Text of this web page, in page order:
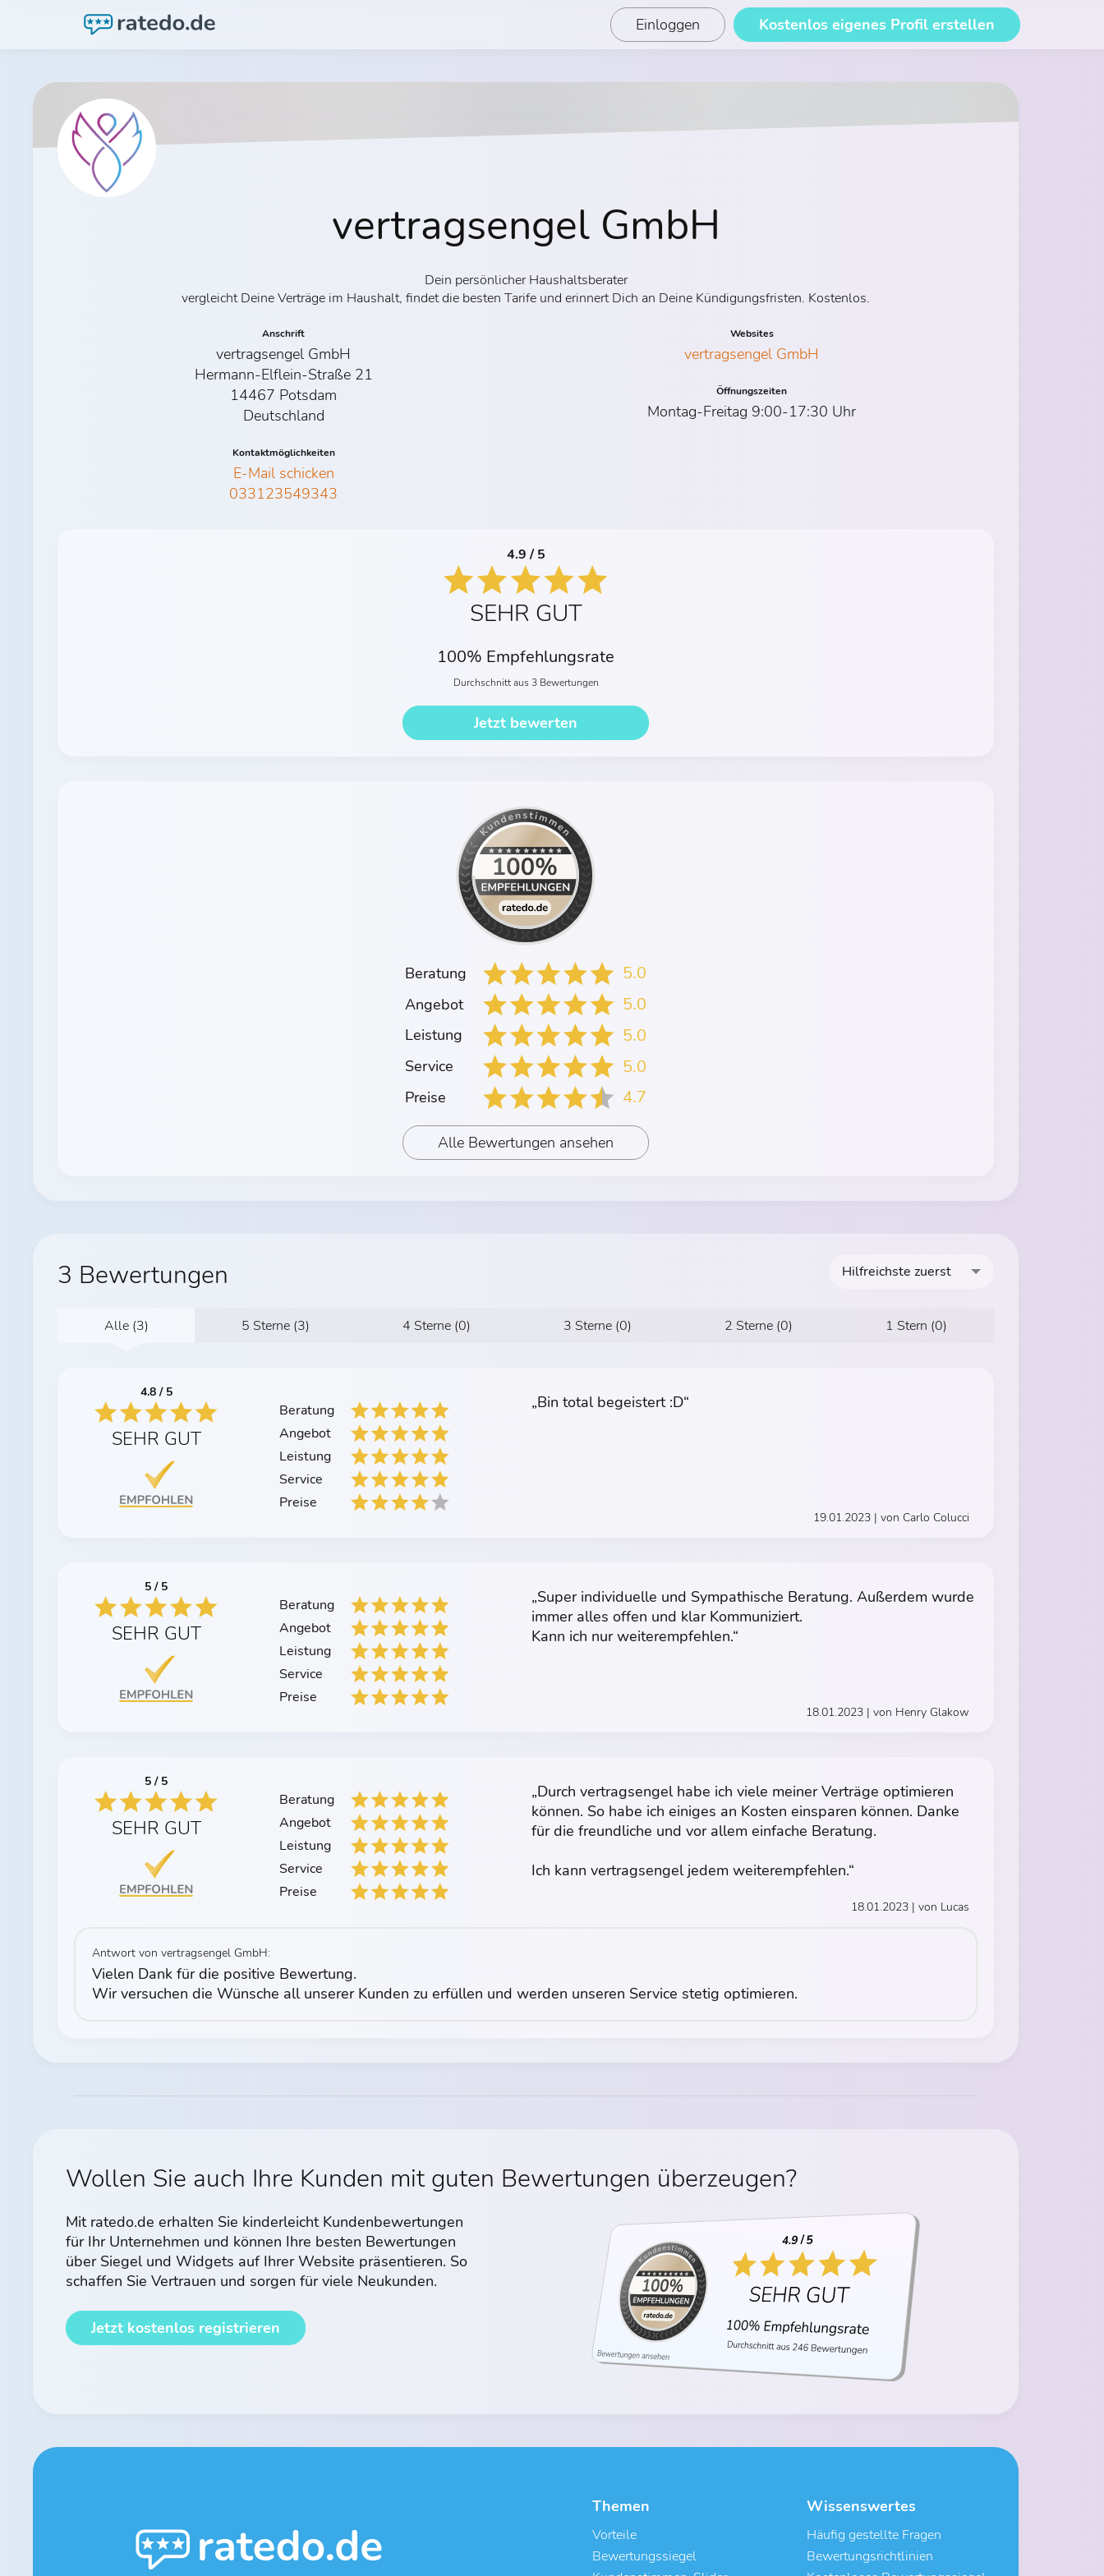
Einloggen Kostenlos eigenes Profil erstellen
vertragsengel GmbH
Dein persönlicher Haushaltsberater
vergleicht Deine Verträge im Haushalt, findet die besten Tarife und erinnert Dich an Deine Kündigungsfristen. Kostenlos.
Anschrift
vertragsengel GmbH
Hermann-Elflein-Straße 21
14467 Potsdam
Deutschland
Kontaktmöglichkeiten
E-Mail schicken
033123549343
Websites
vertragsengel GmbH
Öffnungszeiten
Montag-Freitag 9:00-17:30 Uhr
4.9 / 5
SEHR GUT
100% Empfehlungsrate
Durchschnitt aus 3 Bewertungen
Jetzt bewerten
Beratung 5.0
Angebot 5.0
Leistung 5.0
Service 5.0
Preise 4.7
Alle Bewertungen ansehen
3 Bewertungen Hilfreichste zuerst
Alle (3) 5 Sterne (3) 4 Sterne (0) 3 Sterne (0) 2 Sterne (0) 1 Stern (0)
4.8 / 5
SEHR GUT
Beratung
Angebot
Leistung
Service
Preise
„Bin total begeistert :D“
19.01.2023 | von Carlo Colucci
5 / 5
SEHR GUT
Beratung
Angebot
Leistung
Service
Preise
„Super individuelle und Sympathische Beratung. Außerdem wurde
immer alles offen und klar Kommuniziert.
Kann ich nur weiterempfehlen.“
18.01.2023 | von Henry Glakow
5 / 5
SEHR GUT
Beratung
Angebot
Leistung
Service
Preise
„Durch vertragsengel habe ich viele meiner Verträge optimieren
können. So habe ich einiges an Kosten einsparen können. Danke
für die freundliche und vor allem einfache Beratung.
Ich kann vertragsengel jedem weiterempfehlen.“
18.01.2023 | von Lucas
Antwort von vertragsengel GmbH:
Vielen Dank für die positive Bewertung.
Wir versuchen die Wünsche all unserer Kunden zu erfüllen und werden unseren Service stetig optimieren.
Wollen Sie auch Ihre Kunden mit guten Bewertungen überzeugen?
Mit ratedo.de erhalten Sie kinderleicht Kundenbewertungen
für Ihr Unternehmen und können Ihre besten Bewertungen
über Siegel und Widgets auf Ihrer Website präsentieren. So
schaffen Sie Vertrauen und sorgen für viele Neukunden.
Jetzt kostenlos registrieren
Themen
Vorteile
Bewertungssiegel
Wissenswertes
Häufig gestellte Fragen
Bewertungsrichtlinien